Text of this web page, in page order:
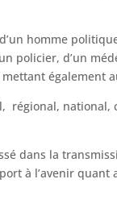
homme
policier, d’un
mettant également
régional, national,
dans la
à l’avenir